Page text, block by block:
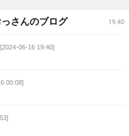
19:40
さんのブログ
[2024-06-16 19:40]
00:08]